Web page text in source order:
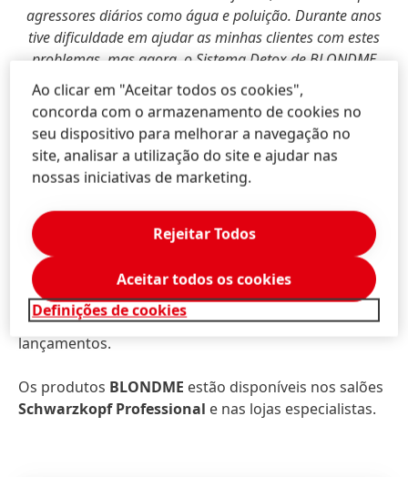
agressores diários como água e poluição. Durante anos
tive dificuldade em ajudar as minhas clientes com estes
problemas, mas agora, o Sistema Detox de BLONDME
veio responder a essas questões, com o seu primeiro
regime de recuperação de louros – com a técnica e
conhecimento que só esperaríamos de BLONDME.”
Podes encontrar mais detalhes dos produtos
BLONDME, looks icónicos, conteúdos educacionais e
tutoriais passo-a-passo no site da Schwarzkopf
Professional:
schwarzkopf-professional.pt
como noutros canais digitais, incluindo a aplicação
interativa House of Color. Não te esqueças de seguir a
@schwarzkopfpropt e a hashtag #BLONDME nas
redes sociais para as últimas novidades e
lançamentos.
Os produtos BLONDME estão disponíveis nos salões
Schwarzkopf Professional e nas lojas especialistas.
Ao clicar em "Aceitar todos os cookies",
concorda com o armazenamento de cookies no
seu dispositivo para melhorar a navegação no
site, analisar a utilização do site e ajudar nas
nossas iniciativas de marketing.
Definições de cookies
Rejeitar Todos
Aceitar todos os cookies